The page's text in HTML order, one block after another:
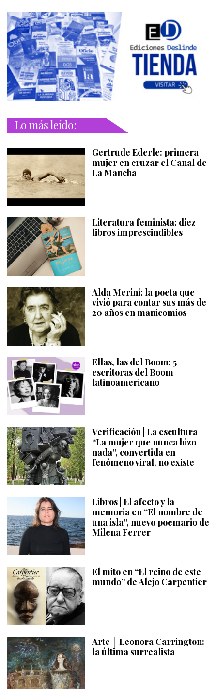
Lo más leído:
Gertrude Ederle: primera
mujer en cruzar el Canal de
La Mancha
Literatura feminista: diez
libros imprescindibles
Alda Merini: la poeta que
vivió para contar sus más de
20 años en manicomios
Ellas, las del Boom: 5
escritoras del Boom
latinoamericano
Verificación | La escultura
“La mujer que nunca hizo
nada”, convertida en
fenómeno viral, no existe
Libros | El afecto y la
memoria en “El nombre de
una isla”, nuevo poemario de
Milena Ferrer
El mito en “El reino de este
mundo” de Alejo Carpentier
Arte │ Leonora Carrington:
la última surrealista